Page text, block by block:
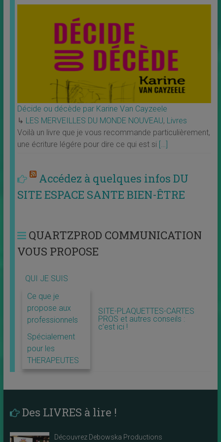
Décide ou décède par Karine Van Cayzeele
↳ LES MERVEILLES DU MONDE NOUVEAU, Livres
Voilà un livre que je vous recommande particulièrement,
une écriture légére pour dire ce qui est si […]
Accédez à quelques infos DU
SITE ESPACE SANTE BIEN-ÊTRE
QUARTZPROD COMMUNICATION
VOUS PROPOSE
QUI JE SUIS
Ce que je
propose aux
professionnels
Spécialement
pour les
THERAPEUTES
SITE-PLAQUETTES-CARTES
PROS et autres conseils :
c’est ici !
Des LIVRES à lire !
Découvrez Debowska Productions